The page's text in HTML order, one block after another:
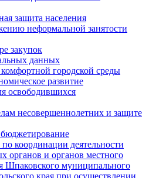
защита населения
неформальной занятости
закупок
данных
городской среды
развитие
освободившихся
несовершеннолетних и защите
координации деятельности
органов и органов местного
Шпаковского муниципального